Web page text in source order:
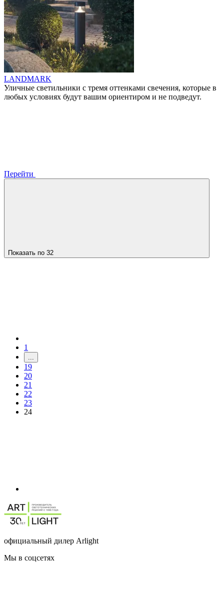
LANDMARK
Уличные светильники с тремя оттенками свечения, которые в
любых условиях будут вашим ориентиром и не подведут.
Перейти
Показать по 32
1
...
19
20
21
22
23
24
официальный дилер Arlight
Мы в соцсетях